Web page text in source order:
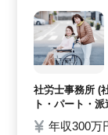
社労士事務所 (
ト・パート・派
年収300